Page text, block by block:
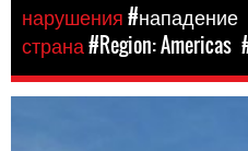
нарушения#нападение
страна#Region: Americas